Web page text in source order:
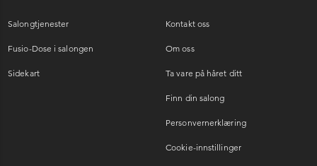
Salongtjenester
Fusio-Dose i salongen
Sidekart
Kontakt oss
Om oss
Ta vare på håret ditt
Finn din salong
Personvernerklæring
Cookie-innstillinger